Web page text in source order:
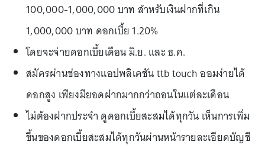
100,000-1,000,000 บาท สำหรับเงินฝากที่เกิน
1,000,000 บาท ดอกเบี้ย 1.20%
โดยจะจ่ายดอกเบี้ยเดือน มิ.ย. และ ธ.ค.
สมัครผ่านช่องทางแอปพลิเคชัน ttb touch ออมง่ายได้
ดอกสูง เพียงมียอดฝากมากกว่าถอนในแต่ละเดือน
ไม่ต้องฝากประจำ ดูดอกเบี้ยสะสมได้ทุกวัน เห็นการเพิ่ม
ขึ้นของดอกเบี้ยสะสมได้ทุกวันผ่านหน้ารายละเอียดบัญชี